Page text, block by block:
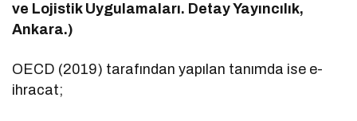
ve Lojistik Uygulamaları. Detay Yayıncılık,
Ankara.)
OECD (2019) tarafından yapılan tanımda ise e-
ihracat;